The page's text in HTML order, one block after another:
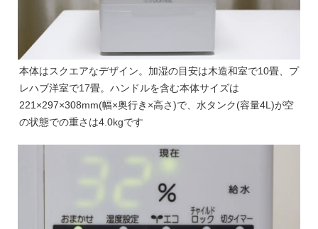
本体はスクエアなデザイン。加湿の目安は木造和室で10畳、プ
レハブ洋室で17畳。ハンドルを含む本体サイズは
221×297×308mm(幅×奥行き×高さ)で、水タンク(容量4L)が空
の状態での重さは4.0kgです